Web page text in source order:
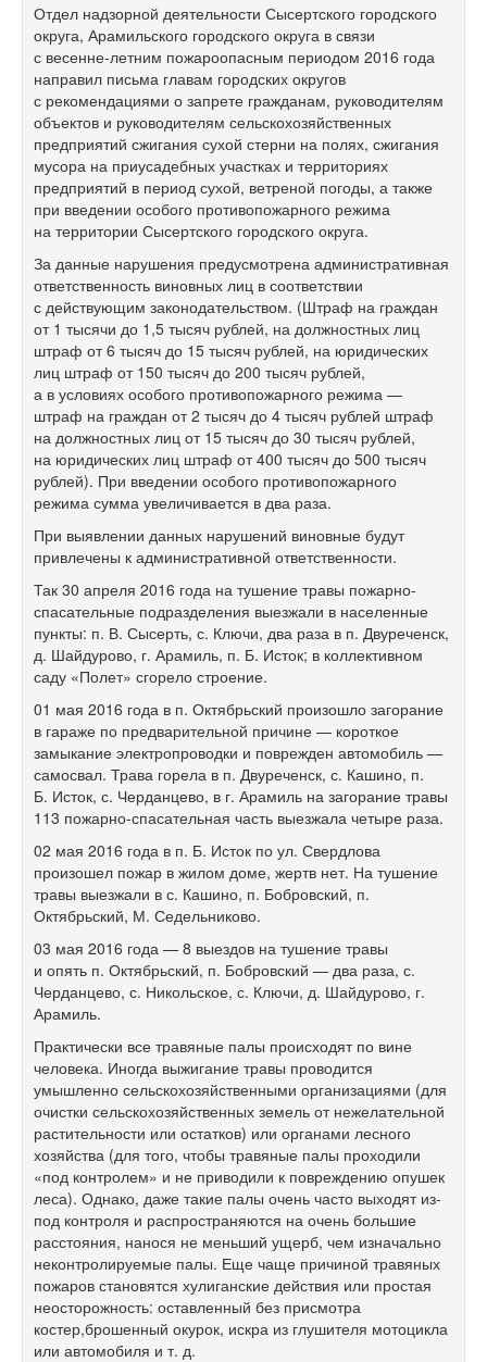
Отдел надзорной деятельности Сысертского городского
округа, Арамильского городского округа в связи
с весенне-летним пожароопасным периодом 2016 года
направил письма главам городских округов
с рекомендациями о запрете гражданам, руководителям
объектов и руководителям сельскохозяйственных
предприятий сжигания сухой стерни на полях, сжигания
мусора на приусадебных участках и территориях
предприятий в период сухой, ветреной погоды, а также
при введении особого противопожарного режима
на территории Сысертского городского округа.
За данные нарушения предусмотрена административная
ответственность виновных лиц в соответствии
с действующим законодательством. (Штраф на граждан
от 1 тысячи до 1,5 тысяч рублей, на должностных лиц
штраф от 6 тысяч до 15 тысяч рублей, на юридических
лиц штраф от 150 тысяч до 200 тысяч рублей,
а в условиях особого противопожарного режима —
штраф на граждан от 2 тысяч до 4 тысяч рублей штраф
на должностных лиц от 15 тысяч до 30 тысяч рублей,
на юридических лиц штраф от 400 тысяч до 500 тысяч
рублей). При введении особого противопожарного
режима сумма увеличивается в два раза.
При выявлении данных нарушений виновные будут
привлечены к административной ответственности.
Так 30 апреля 2016 года на тушение травы пожарно-
спасательные подразделения выезжали в населенные
пункты: п. В. Сысерть, с. Ключи, два раза в п. Двуреченск,
д. Шайдурово, г. Арамиль, п. Б. Исток; в коллективном
саду «Полет» сгорело строение.
01 мая 2016 года в п. Октябрьский произошло загорание
в гараже по предварительной причине — короткое
замыкание электропроводки и поврежден автомобиль —
самосвал. Трава горела в п. Двуреченск, с. Кашино, п.
Б. Исток, с. Черданцево, в г. Арамиль на загорание травы
113 пожарно-спасательная часть выезжала четыре раза.
02 мая 2016 года в п. Б. Исток по ул. Свердлова
произошел пожар в жилом доме, жертв нет. На тушение
травы выезжали в с. Кашино, п. Бобровский, п.
Октябрьский, М. Седельниково.
03 мая 2016 года — 8 выездов на тушение травы
и опять п. Октябрьский, п. Бобровский — два раза, с.
Черданцево, с. Никольское, с. Ключи, д. Шайдурово, г.
Арамиль.
Практически все травяные палы происходят по вине
человека. Иногда выжигание травы проводится
умышленно сельскохозяйственными организациями (для
очистки сельскохозяйственных земель от нежелательной
растительности или остатков) или органами лесного
хозяйства (для того, чтобы травяные палы проходили
«под контролем» и не приводили к повреждению опушек
леса). Однако, даже такие палы очень часто выходят из-
под контроля и распространяются на очень большие
расстояния, нанося не меньший ущерб, чем изначально
неконтролируемые палы. Еще чаще причиной травяных
пожаров становятся хулиганские действия или простая
неосторожность: оставленный без присмотра
костер,брошенный окурок, искра из глушителя мотоцикла
или автомобиля и т. д.